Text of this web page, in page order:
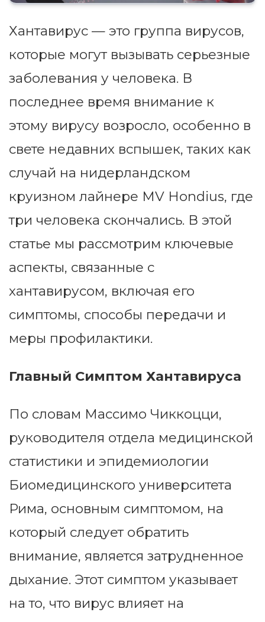
Хантавирус — это группа вирусов,
которые могут вызывать серьезные
заболевания у человека. В
последнее время внимание к
этому вирусу возросло, особенно в
свете недавних вспышек, таких как
случай на нидерландском
круизном лайнере MV Hondius, где
три человека скончались. В этой
статье мы рассмотрим ключевые
аспекты, связанные с
хантавирусом, включая его
симптомы, способы передачи и
меры профилактики.
Главный Симптом Хантавируса
По словам Массимо Чиккоцци,
руководителя отдела медицинской
статистики и эпидемиологии
Биомедицинского университета
Рима, основным симптомом, на
который следует обратить
внимание, является затрудненное
дыхание. Этот симптом указывает
на то, что вирус влияет на